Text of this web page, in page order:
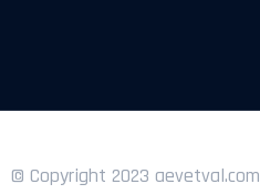
© Copyright 2023 aevetval.com